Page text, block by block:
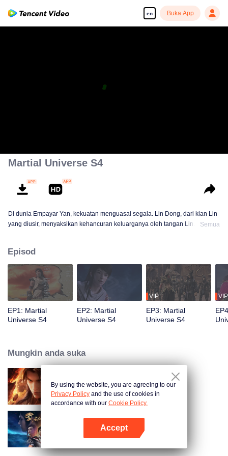
en Buka App
Martial Universe S4
Di dunia Empayar Yan, kekuatan menguasai segala. Lin Dong, dari klan Lin
yang diusir, menyaksikan kehancuran keluarganya oleh tangan Lin
terduga ketika dia menemukan sebuah talisman misterius, membongkar
takdir di luar imajinasinya.
Semua
Episod
EP1: Martial
Universe S4
EP2: Martial
Universe S4
VIP
EP3: Martial
Universe S4
VIP
Mungkin anda suka
Martial Universe S5
Martial Universe
By using the website, you are agreeing to our
Privacy Policy and the use of cookies in
accordance with our Cookie Policy.
Accept